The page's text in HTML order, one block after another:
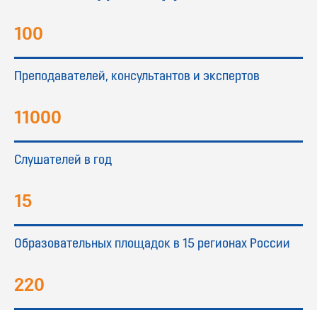
100
Преподавателей, консультантов и экспертов
11000
Слушателей в год
15
Образовательных площадок в 15 регионах России
220